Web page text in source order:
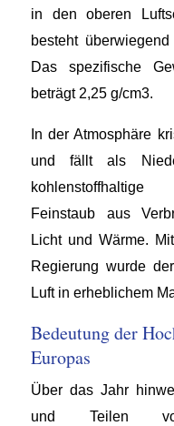
in den oberen
besteht
Das spezifische
beträgt 2,25 g/cm3.
In der Atmosphäre
und fällt als
Feinstaub aus
Licht und Wärme.
Regierung wurde
Luft in erheblichem
Bedeutung der
Europas
Über das Jahr
und Teilen